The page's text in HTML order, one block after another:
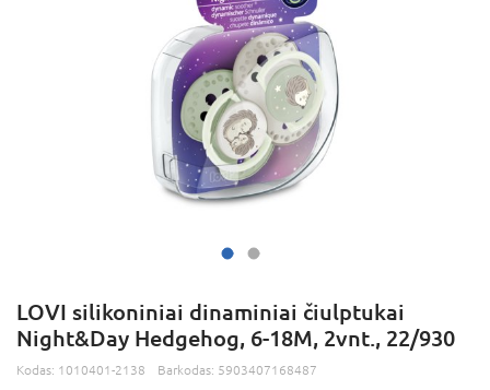
LOVI silikoniniai dinaminiai čiulptukai
Night&Day Hedgehog, 6-18M, 2vnt., 22/930
Kodas: 1010401-2138 Barkodas: 5903407168487